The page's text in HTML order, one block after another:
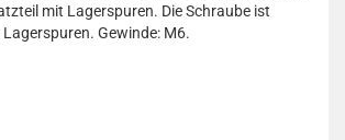
mit Lagerspuren. Die Schraube ist
Gewinde: M6.